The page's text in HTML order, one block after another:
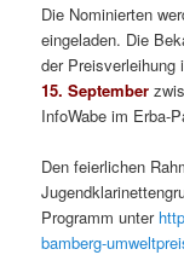
Die Nominierten
eingeladen. Die
der Preisverleihung
15. September
InfoWabe im Erba-
Den feierlichen
Programm unter
bamberg-